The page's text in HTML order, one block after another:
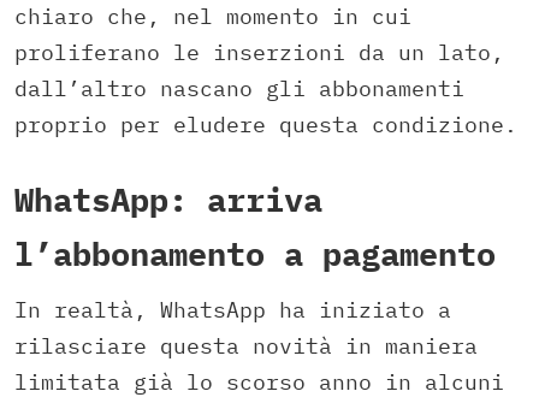
chiaro che, nel momento in cui
proliferano le inserzioni da un lato,
dall’altro nascano gli abbonamenti
proprio per eludere questa condizione.
WhatsApp: arriva
l’abbonamento a pagamento
In realtà, WhatsApp ha iniziato a
rilasciare questa novità in maniera
limitata già lo scorso anno in alcuni